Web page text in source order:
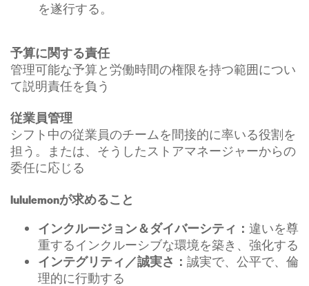
を遂行する。
予算に関する責任
管理可能な予算と労働時間の権限を持つ範囲につい
て説明責任を負う
従業員管理
シフト中の従業員のチームを間接的に率いる役割を
担う。または、そうしたストアマネージャーからの
委任に応じる
lululemonが求めること
インクルージョン＆ダイバーシティ： 違いを尊
重するインクルーシブな環境を築き、強化する
インテグリティ／誠実さ： 誠実で、公平で、倫
理的に行動する